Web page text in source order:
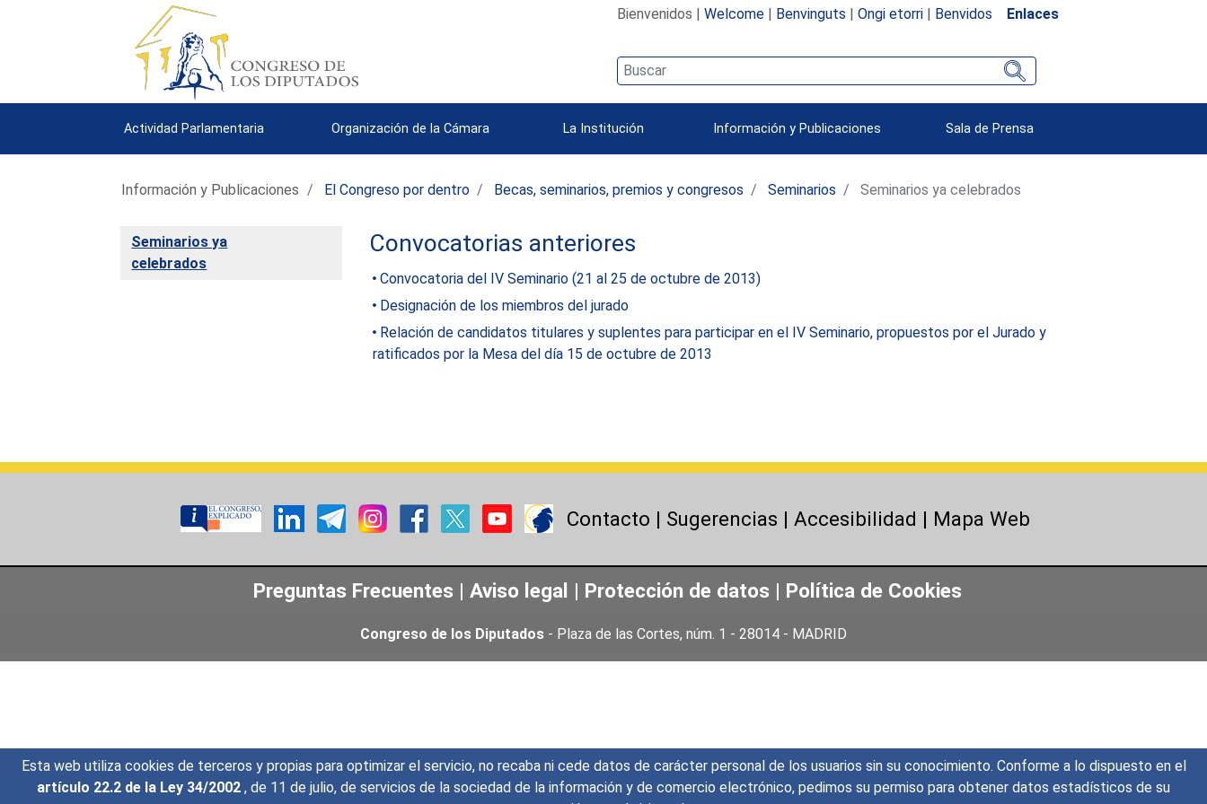
Esta web utiliza cookies de terceros y propias para optimizar el servicio, no recaba ni cede datos de carácter personal de los usuarios sin su conocimiento. Conforme a lo dispuesto en el
artículo 22.2 de la Ley 34/2002 , de 11 de julio, de servicios de la sociedad de la información y de comercio electrónico, pedimos su permiso para obtener datos estadísticos de su
Bienvenidos | Welcome| Benvinguts | Ongi etorri| Benvidos Enlaces
Actividad Parlamentaria Organización de la Cámara La Institución Información y Publicaciones Sala de Prensa
Información y Publicaciones El Congreso por dentro Becas, seminarios, premios y congresos Seminarios Seminarios ya celebrados
Seminarios ya
celebrados
Convocatorias anteriores
Convocatoria del IV Seminario (21 al 25 de octubre de 2013)
Designación de los miembros del jurado
Relación de candidatos titulares y suplentes para participar en el IV Seminario, propuestos por el Jurado y
ratificados por la Mesa del día 15 de octubre de 2013
Contacto | Sugerencias | Accesibilidad | Mapa Web
Preguntas Frecuentes | Aviso legal | Protección de datos | Política de Cookies
Congreso de los Diputados- Plaza de las Cortes, núm. 1 - 28014 - MADRID